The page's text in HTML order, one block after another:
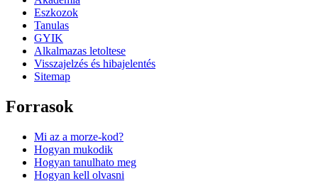
Eszkozok
Tanulas
GYIK
Alkalmazas letoltese
Visszajelzés és hibajelentés
Sitemap
Forrasok
Mi az a morze-kod?
Hogyan mukodik
Hogyan tanulhato meg
Hogyan kell olvasni